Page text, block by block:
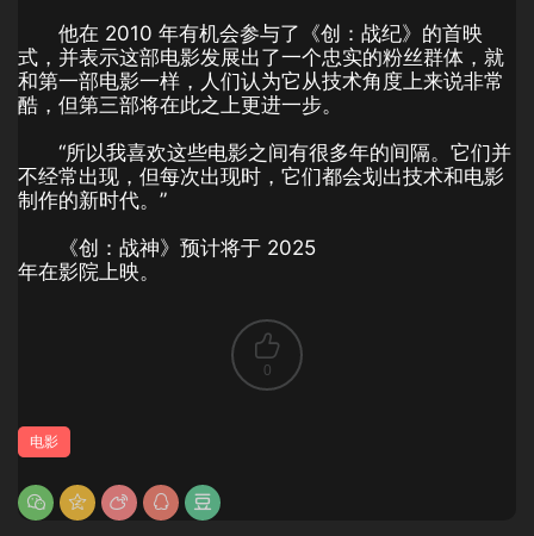
他在 2010 年有机会参与了《创：战纪》的首映
式，并表示这部电影发展出了一个忠实的粉丝群体，就
和第一部电影一样，人们认为它从技术角度上来说非常
酷，但第三部将在此之上更进一步。
“所以我喜欢这些电影之间有很多年的间隔。它们并
不经常出现，但每次出现时，它们都会划出技术和电影
制作的新时代。”
《创：战神》预计将于 2025
年在影院上映。
0
电影